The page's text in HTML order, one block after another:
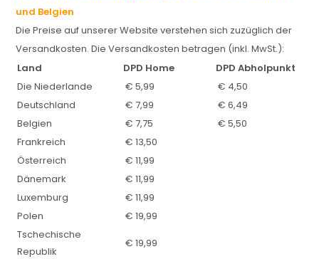
und Belgien
Die Preise auf unserer Website verstehen sich zuzüglich der
Versandkosten. Die Versandkosten betragen (inkl. MwSt.):
Land
DPD Home
DPD Abholpunkt
Die Niederlande
€ 5,99
€ 4,50
Deutschland
€ 7,99
€ 6,49
Belgien
€ 7,75
€ 5,50
Frankreich
€ 13,50
Österreich
€ 11,99
Dänemark
€ 11,99
Luxemburg
€ 11,99
Polen
€ 19,99
Tschechische
Republik
€ 19,99